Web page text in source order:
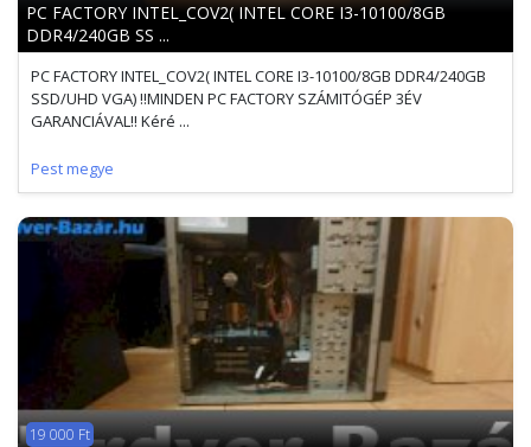
PC FACTORY INTEL_COV2( INTEL CORE I3-10100/8GB
DDR4/240GB SS ...
PC FACTORY INTEL_COV2( INTEL CORE I3-10100/8GB DDR4/240GB
SSD/UHD VGA) !!MINDEN PC FACTORY SZÁMITÓGÉP 3ÉV
GARANCIÁVAL!! Kéré ...
Pest megye
19 000 Ft